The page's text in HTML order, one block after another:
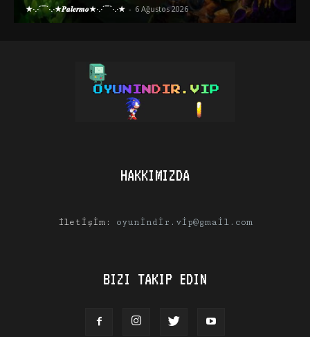
★·.·´¯`·.·★𝑷𝒂𝒍𝒆𝒓𝒎𝒐★·.·´¯`·.·★ - 6 Ağustos 2026
HAKKIMIZDA
İletişim: oyunindir.vip@gmail.com
BIZI TAKIP EDIN